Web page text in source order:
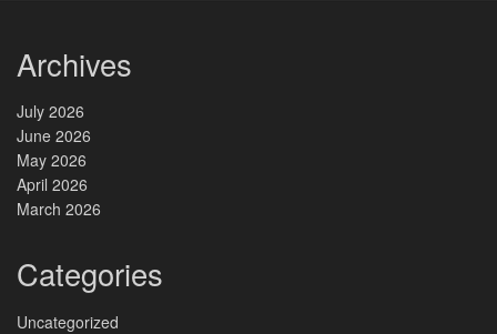
Archives
July 2026
June 2026
May 2026
April 2026
March 2026
Categories
Uncategorized